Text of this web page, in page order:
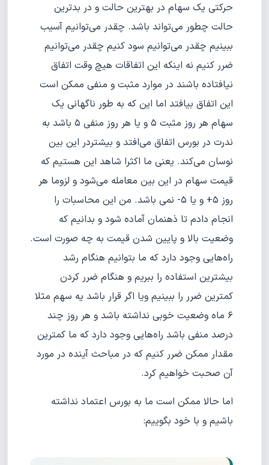
حرکتی یک سهام در بهترین حالت و در بدترین
حالت چطور می‌تواند باشد. چقدر می‌توانیم آسیب
ببینیم چقدر می‌توانیم سود کنیم چقدر می‌توانیم
ضرر کنیم نه اینکه این اتفاقات هیچ وقت اتفاق
نیافتاده باشند در موارد مثبت و منفی ممکن است
این اتفاق بیافتد اما این که به طور ناگهانی یک
سهام هر روز مثبت ۵ و یا هر روز منفی ۵ باشد به
ندرت در بورس اتفاق می‌افتد و بیشتردر این بین
نوسان می‌کند. یعنی ما اکثرا شاهد این هستیم که
قیمت سهام در این بین معامله می‌شود و لزوما هر
روز ۵+ و یا ۵- نمی باشد. من این محاسبات را
انجام دادم تا ذهنمان آماده شود و بدانیم که
وضعیت بالا و پایین شدن قیمت به چه صورت است.
راه‌هایی وجود دارد که ما بتوانیم هنگام رشد
بیشترین استفاده را ببریم و هنگام ضرر کردن
کمترین ضرر را ببینیم ویا اگر قرار باشد یه سهم مثلا
۶ ماه وضعیت خوبی نداشته باشد و هر روز چند
درصد منفی باشد راه‌هایی وجود دارد که ما کمترین
مقدار ممکن ضرر کنیم که در مباحث آینده در مورد
آن صحبت خواهیم کرد.
اما حالا ممکن است ما به بورس اعتماد نداشته
باشیم و با خود بگوییم: